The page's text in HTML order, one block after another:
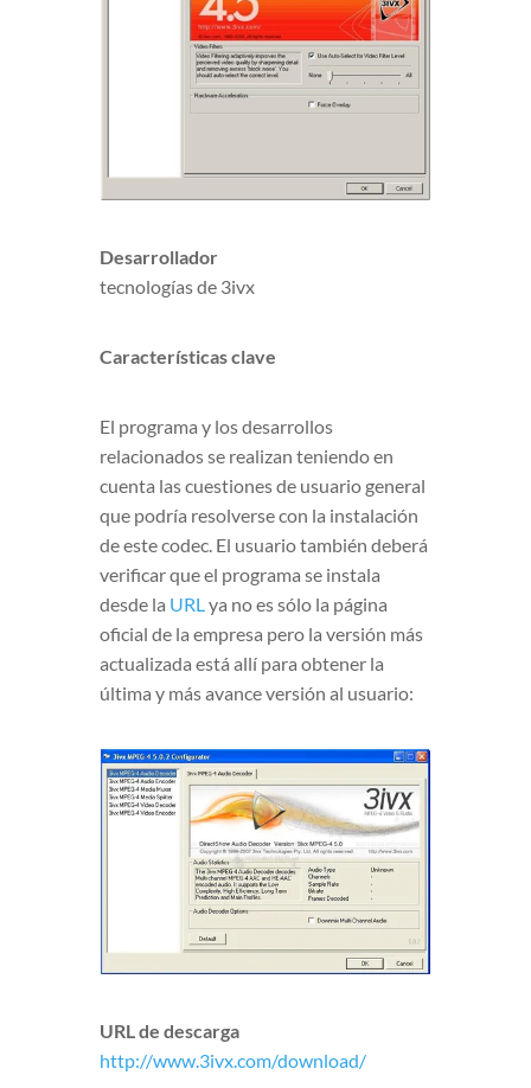
Desarrollador
tecnologías de 3ivx
Características clave
El programa y los desarrollos
relacionados se realizan teniendo en
cuenta las cuestiones de usuario general
que podría resolverse con la instalación
de este codec. El usuario también deberá
verificar que el programa se instala
desde la URL ya no es sólo la página
oficial de la empresa pero la versión más
actualizada está allí para obtener la
última y más avance versión al usuario:
URL de descarga
http://www.3ivx.com/download/